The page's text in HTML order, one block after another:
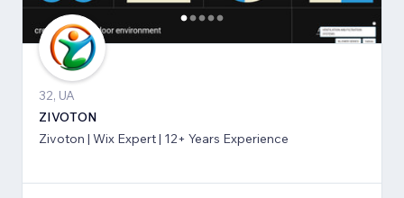
32, UA
ZIVOTON
Zivoton | Wix Expert | 12+ Years Experience